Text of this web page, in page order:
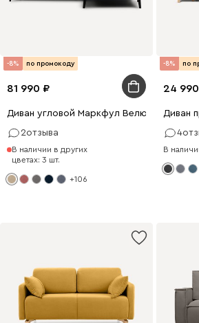
-8% по промокоду
81 990
Диван угловой Маркфул Велюр Бежевый
2отзыва
В наличии в других
цветах: 3 шт.
+106
-8% по
24 990
Диван
4
В